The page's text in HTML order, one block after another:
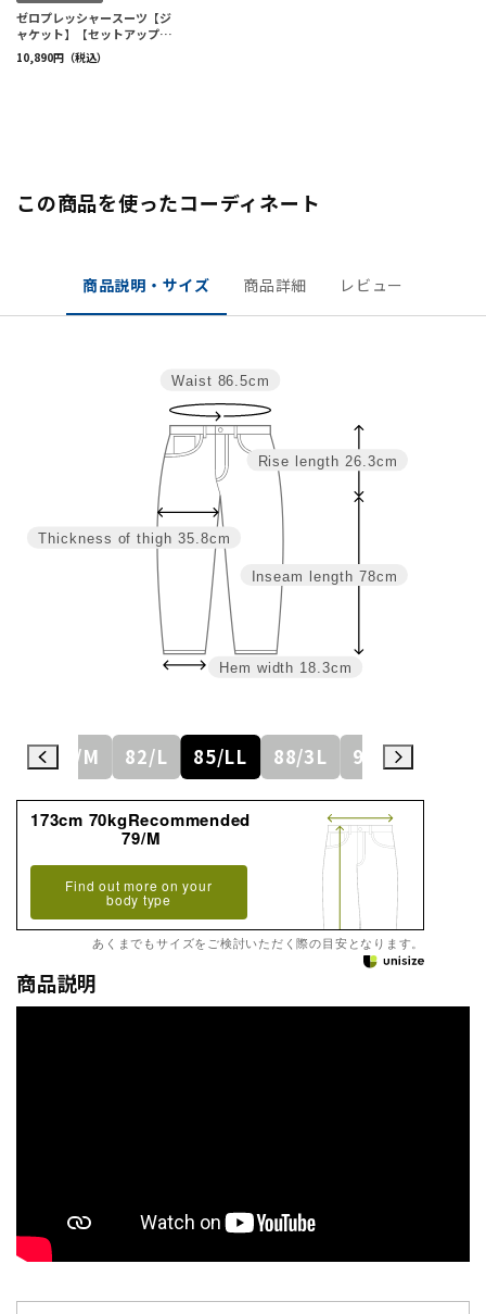
この商品を使ったコーディネート
商品説明・サイズ 商品詳細 レビュー
Inseam length 78cm
Rise length 26.3cm
Hem width 18.3cm
Thickness of thigh 35.8cm
Waist 86.5cm
79/M 82/L 85/LL 88/3L 91/4L
173cm 70kgRecommended
79/M
Find out more on your
body type
あくまでもサイズをご検討いただく際の目安となります。
商品説明